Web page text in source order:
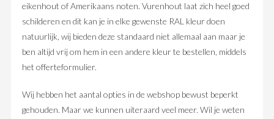
eikenhout of Amerikaans noten. Vurenhout laat zich heel goed
schilderen en dit kan je in elke gewenste RAL kleur doen
natuurlijk, wij bieden deze standaard niet allemaal aan maar je
ben altijd vrij om hem in een andere kleur te bestellen, middels
het offerteformulier.
Wij hebben het aantal opties in de webshop bewust beperkt
gehouden. Maar we kunnen uiteraard veel meer. Wil je weten